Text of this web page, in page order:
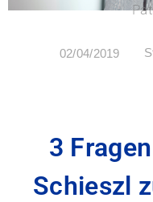
02/04/2019
3
Schieszl